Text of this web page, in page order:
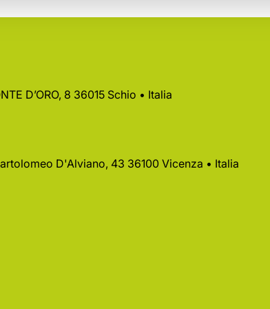
D’ORO, 8 36015 Schio • Italia
D'Alviano, 43 36100 Vicenza • Italia